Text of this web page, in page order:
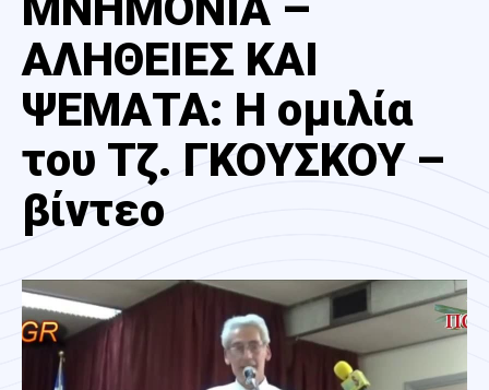
ΑΛΗΘΕΙΕΣ ΚΑΙ
ΨΕΜΑΤΑ: Η ομιλία
του Τζ. ΓΚΟΥΣΚΟΥ –
βίντεο